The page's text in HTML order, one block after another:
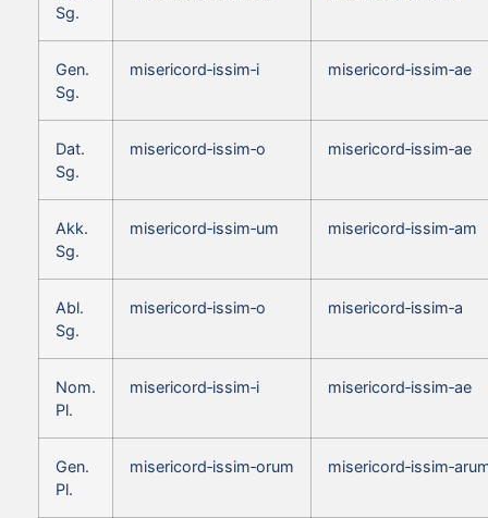
Sg.
Gen.
Sg.
misericord‑issim‑i misericord‑issim‑ae
Dat.
Sg.
misericord‑issim‑o misericord‑issim‑ae
Akk.
Sg.
misericord‑issim‑um misericord‑issim‑am
Abl.
Sg.
misericord‑issim‑o misericord‑issim‑a
Nom.
Pl.
misericord‑issim‑i misericord‑issim‑ae
Gen.
Pl.
misericord‑issim‑orum